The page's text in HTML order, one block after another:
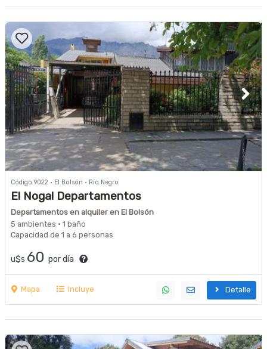
Código 9022 · El Bolsón · Río Negro
El Nogal Departamentos
Departamentos en alquiler en El Bolsón
5 ambientes · 1 baño
Capacidad de 1 a 6 personas
u$s 60 por día
Mapa Incluye Detalle